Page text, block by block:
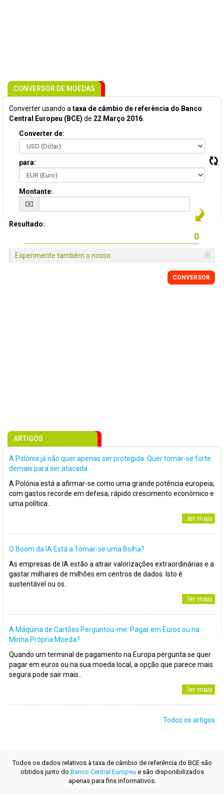
CONVERSOR DE MOEDAS
Converter usando a taxa de câmbio de referência do Banco
Central Europeu (BCE) de 22 Março 2016:
Converter de:
para:
Montante:
Resultado:
Experimente também o nosso
CONVERSOR
ARTIGOS
A Polónia já não quer apenas ser protegida. Quer tornar-se forte
demais para ser atacada
A Polónia está a afirmar-se como uma grande potência europeia,
com gastos recorde em defesa, rápido crescimento económico e
uma política..
..ler mais
O Boom da IA Está a Tornar-se uma Bolha?
As empresas de IA estão a atrair valorizações extraordinárias e a
gastar milhares de milhões em centros de dados. Isto é
sustentável ou os..
..ler mais
A Máquina de Cartões Perguntou-me: Pagar em Euros ou na
Minha Própria Moeda?
Quando um terminal de pagamento na Europa pergunta se quer
pagar em euros ou na sua moeda local, a opção que parece mais
segura pode sair mais..
..ler mais
Todos os artigos
Todos os dados relativos à taxa de câmbio de referência do BCE são
obtidos junto do Banco Central Europeu e são disponibilizados
apenas para fins informativos.